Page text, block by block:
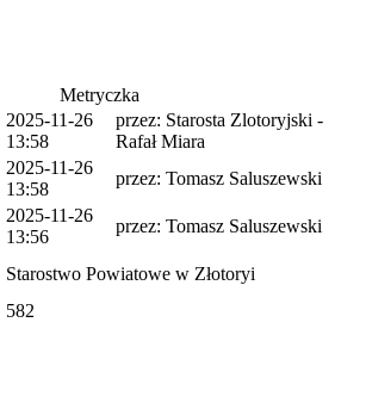
Metryczka
2025-11-26
13:58
przez: Starosta Zlotoryjski -
Rafał Miara
2025-11-26
13:58
przez: Tomasz Saluszewski
2025-11-26
13:56
przez: Tomasz Saluszewski
Starostwo Powiatowe w Złotoryi
582